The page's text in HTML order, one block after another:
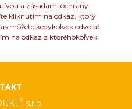
a zásadami ochrany
kliknutím na odkaz, ktorý
môžete kedykoľvek odvolať
na odkaz z ktoréhokoľvek
® s.r.o.